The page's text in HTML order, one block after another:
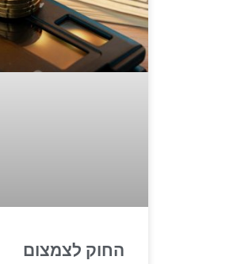
החוק לצמצום